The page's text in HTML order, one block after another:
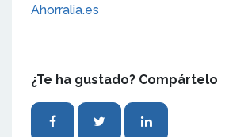
Ahorralia.es
¿Te ha gustado? Compártelo